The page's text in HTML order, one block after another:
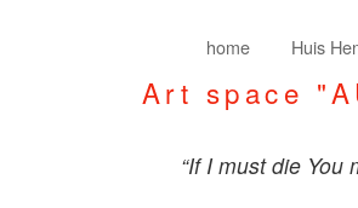
home Huis
Art space
“If I must die You